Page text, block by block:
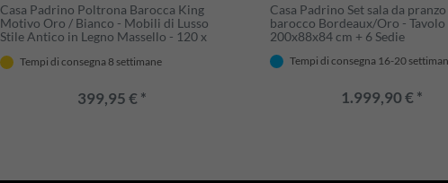
Casa Padrino Poltrona Barocca King
Motivo Oro / Bianco - Mobili di Lusso
Stile Antico in Legno Massello - 120 x
Tempi di consegna 8 settimane
399,95 € *
Casa Padrino Set sala da pranzo
barocco Bordeaux/Oro - Tavolo
200x88x84 cm + 6 Sedie
Tempi di consegna 16-20
1.999,90 € *